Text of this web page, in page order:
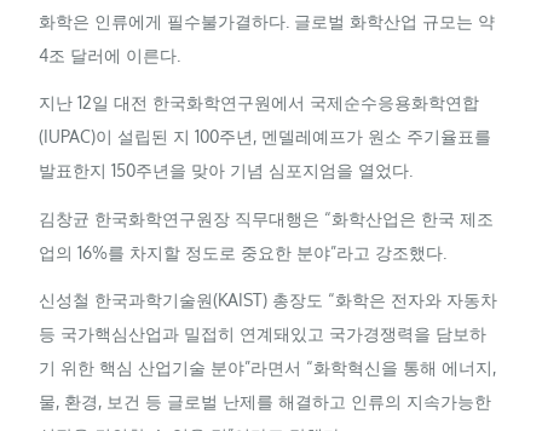
화학은 인류에게 필수불가결하다. 글로벌 화학산업 규모는 약
4조 달러에 이른다.
지난 12일 대전 한국화학연구원에서 국제순수응용화학연합
( IUPAC)이 설립된 지 100주년, 멘델레예프가 원소 주기율표를
발표한지 150주년을 맞아 기념 심포지엄을 열었다.
김창균 한국화학연구원장 직무대행은 “화학산업은 한국 제조
업의 16%를 차지할 정도로 중요한 분야”라고 강조했다.
신성철 한국과학기술원(KAIST) 총장도 “화학은 전자와 자동차
등 국가핵심산업과 밀접히 연계돼있고 국가경쟁력을 담보하
기 위한 핵심 산업기술 분야”라면서 “화학혁신을 통해 에너지,
물, 환경, 보건 등 글로벌 난제를 해결하고 인류의 지속가능한